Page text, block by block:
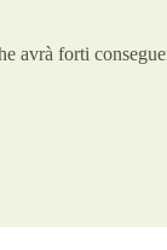
avrà forti